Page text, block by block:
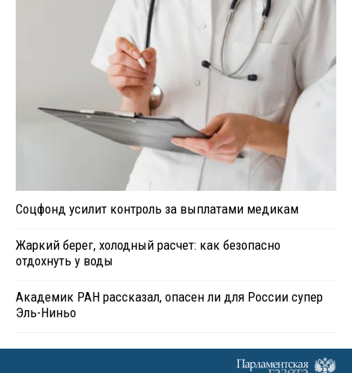
Соцфонд усилит контроль за выплатами медикам
Жаркий берег, холодный расчет: как безопасно
отдохнуть у воды
Академик РАН рассказал, опасен ли для России супер
Эль-Ниньо